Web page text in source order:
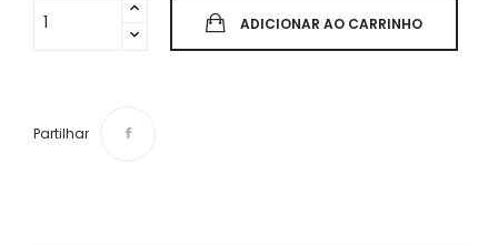
ADICIONAR AO CARRINHO
Partilhar